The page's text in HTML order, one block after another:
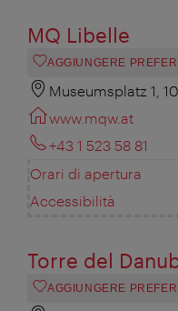
MQ Libelle
AGGIUNGERE
Museumsplatz 1,
www.mqw.at
+43 1 523 58 81
Orari di apertura
Accessibilità
Torre del
AGGIUNGERE